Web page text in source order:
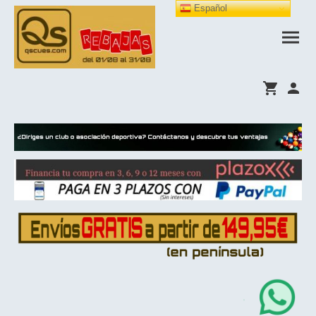
Español